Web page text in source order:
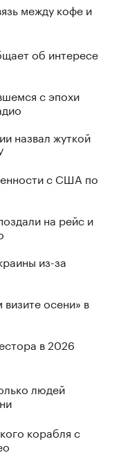
между кофе и
об интересе
с эпохи
назвал жуткой
с США по
на рейс и
из-за
осени» в
в 2026
людей
корабля с